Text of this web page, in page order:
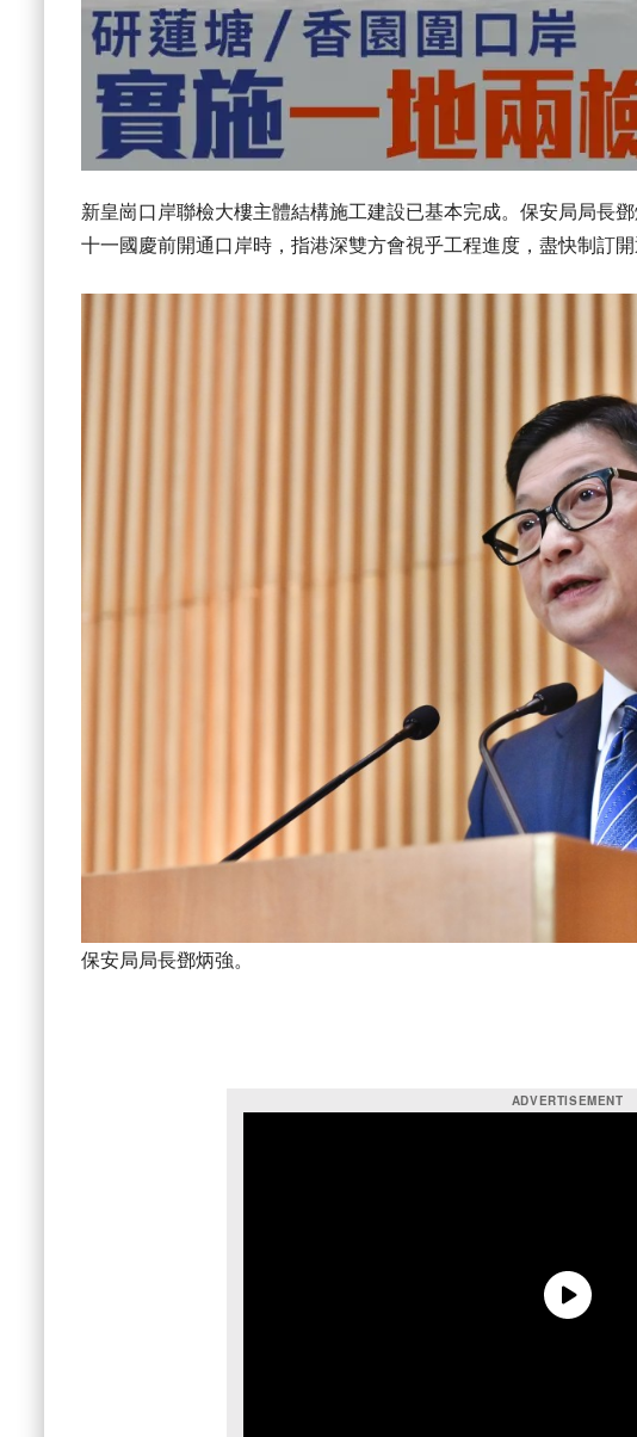
新皇崗口岸聯檢大樓主體結構施工建設已基本完成。保安局局長
十一國慶前開通口岸時，指港深雙方會視乎工程進度，盡快制訂開
保安局局長鄧炳強。